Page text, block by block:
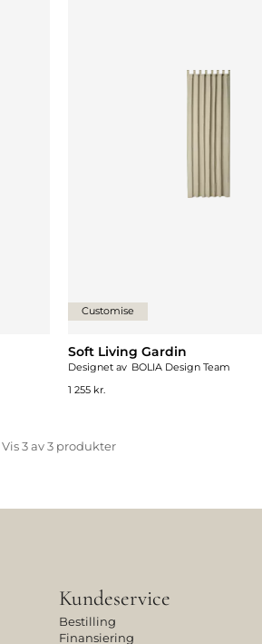
Customise
Soft Living Gardin
Designet av BOLIA Design Team
1 255 kr.
Vis3av3 produkter
Kundeservice
Bestilling
Finansiering